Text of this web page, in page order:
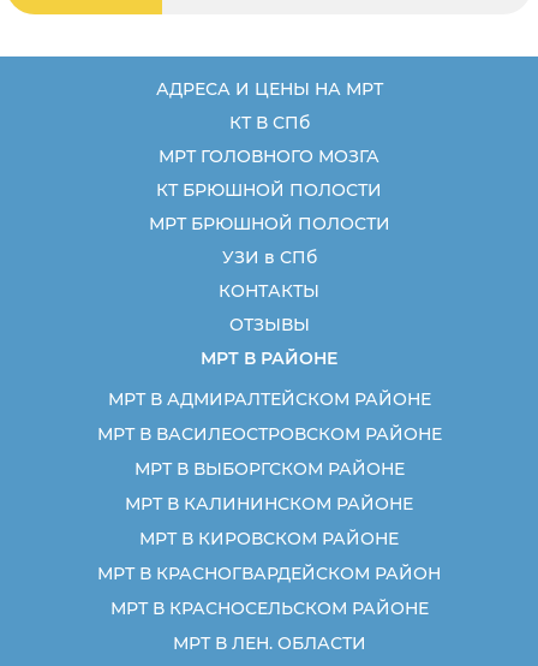
компьютерной
АДРЕСА И ЦЕНЫ НА МРТ
КТ В СПб
МРТ ГОЛОВНОГО МОЗГА
КТ БРЮШНОЙ ПОЛОСТИ
МРТ БРЮШНОЙ ПОЛОСТИ
УЗИ в СПб
КОНТАКТЫ
ОТЗЫВЫ
МРТ В РАЙОНЕ
МРТ В АДМИРАЛТЕЙСКОМ РАЙОНЕ
МРТ В ВАСИЛЕОСТРОВСКОМ РАЙОНЕ
МРТ В ВЫБОРГСКОМ РАЙОНЕ
МРТ В КАЛИНИНСКОМ РАЙОНЕ
МРТ В КИРОВСКОМ РАЙОНЕ
МРТ В КРАСНОГВАРДЕЙСКОМ РАЙОН
МРТ В КРАСНОСЕЛЬСКОМ РАЙОНЕ
МРТ В ЛЕН. ОБЛАСТИ